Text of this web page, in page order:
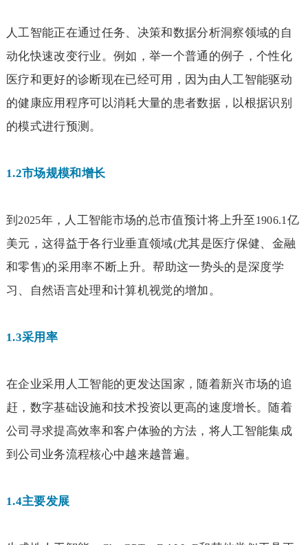
人工智能正在通过任务、决策和数据分析洞察领域的自
动化快速改变行业。例如，举一个普通的例子，个性化
医疗和更好的诊断现在已经可用，因为由人工智能驱动
的健康应用程序可以消耗大量的患者数据，以根据识别
的模式进行预测。
1.2市场规模和增长
到2025年，人工智能市场的总市值预计将上升至 1906.1亿
美元，这得益于各行业垂直领域(尤其是医疗保健、金融
和零售)的采用率不断上升。帮助这一势头的是深度学
习、自然语言处理和计算机视觉的增加。
1.3采用率
在企业采用人工智能的更发达国家，随着新兴市场的追
赶，数字基础设施和技术投资以更高的速度增长。随着
公司寻求提高效率和客户体验的方法，将人工智能集成
到公司业务流程核心中越来越普遍。
1.4主要发展